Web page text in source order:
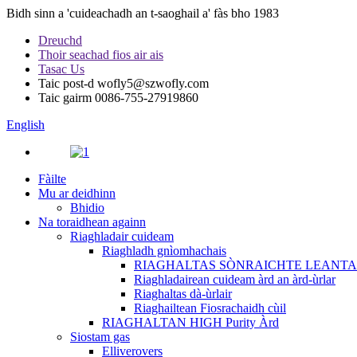
Bidh sinn a 'cuideachadh an t-saoghail a' fàs bho 1983
Dreuchd
Thoir seachad fios air ais
Tasac Us
Taic post-d wofly5@szwofly.com
Taic gairm 0086-755-27919860
English
Fàilte
Mu ar deidhinn
Bhidio
Na toraidhean againn
Riaghladair cuideam
Riaghladh gnìomhachais
RIAGHALTAS SÒNRAICHTE
Riaghladairean cuideam àrd an àrd-ùrlar
Riaghaltas dà-ùrlair
Riaghailtean Fiosrachaidh cùil
RIAGHALTAN HIGH Purity Àrd
Siostam gas
Elliverovers